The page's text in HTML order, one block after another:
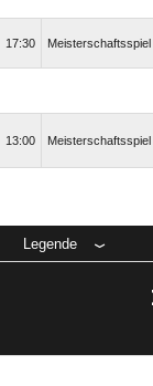
17:30 Meisterschaftsspiel
13:00 Meisterschaftsspiel
Legende